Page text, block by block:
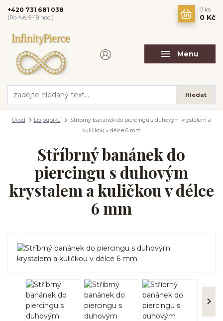
Menu
Hledat
+420 731 681 038
(Po-Ne, 9-18 hod.)
0 ks
0 Kč
Úvod Do pupíku
Stříbrný banánek do piercingu s duhovým krystalem a
kuličkou v délce 6 mm
Stříbrný banánek do
piercingu s duhovým
krystalem a kuličkou v délce
6 mm